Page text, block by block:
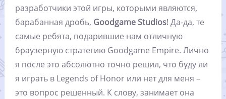
разработчики этой игры, которыми являются,
барабанная дробь, Goodgame Studios! Да-да, те
самые ребята, подарившие нам отличную
браузерную стратегию Goodgame Empire. Лично
я после это абсолютно точно решил, что буду ли
я играть в Legends of Honor или нет для меня –
это вопрос решенный. К слову, занимает она